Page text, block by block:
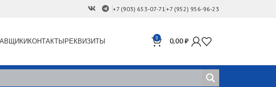
+7 (903) 653-07-71 +7 (952) 956-96-23
КОНТАКТЫРЕКВИЗИТЫ 0 0,00₽